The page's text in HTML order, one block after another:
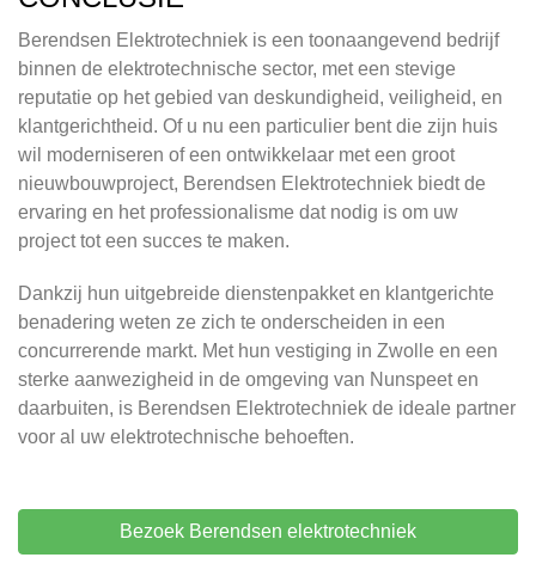
Berendsen Elektrotechniek is een toonaangevend bedrijf
binnen de elektrotechnische sector, met een stevige
reputatie op het gebied van deskundigheid, veiligheid, en
klantgerichtheid. Of u nu een particulier bent die zijn huis
wil moderniseren of een ontwikkelaar met een groot
nieuwbouwproject, Berendsen Elektrotechniek biedt de
ervaring en het professionalisme dat nodig is om uw
project tot een succes te maken.
Dankzij hun uitgebreide dienstenpakket en klantgerichte
benadering weten ze zich te onderscheiden in een
concurrerende markt. Met hun vestiging in Zwolle en een
sterke aanwezigheid in de omgeving van Nunspeet en
daarbuiten, is Berendsen Elektrotechniek de ideale partner
voor al uw elektrotechnische behoeften.
Bezoek Berendsen elektrotechniek